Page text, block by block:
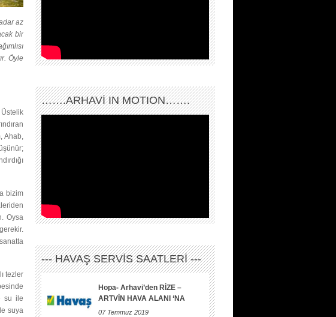
az
bir
Öyle
Ahab,
bizim
Oysa
tezler
su ile
suya
…….ARHAVI IN MOTION…….
--- HAVAŞ SERVİS SAATLERİ ---
Hopa- Arhavi’den RİZE –
ARTVİN HAVA ALANI ‘NA
07 Temmuz 2019